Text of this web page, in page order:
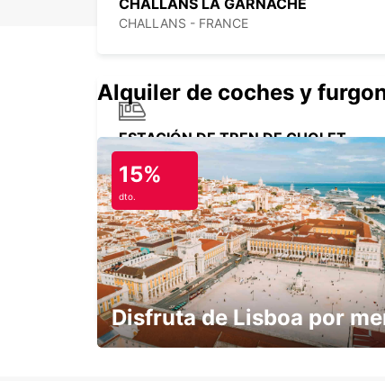
CHALLANS LA GARNACHE
CHALLANS - FRANCE
ESTACIÓN DE TREN DE CHOLET
CHOLET - FRANCE
NANTES CENTRO
NANTES - FRANCE
Alquiler de coches y
15%
dto.
Disfruta de Lisboa por